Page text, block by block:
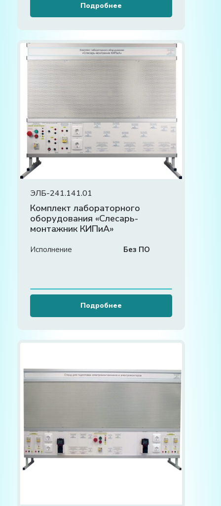
Подробнее
ЭЛБ-241.141.01
Комплект лабораторного
оборудования «Слесарь-
монтажник КИПиА»
Исполнение Без ПО
Подробнее